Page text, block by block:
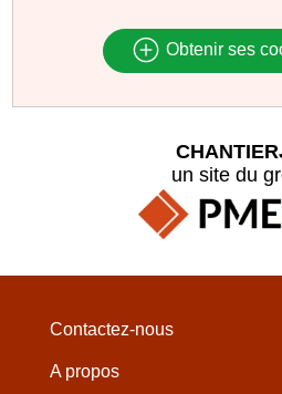
Obtenir ses
un site du
Contactez-nous
A propos